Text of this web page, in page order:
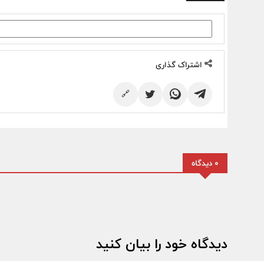
اشتراک گذاری
🔗
0 دیدگاه
دیدگاه خود را بیان کنید